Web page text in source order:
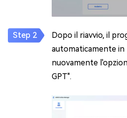
Dopo il riavvio, il
automaticamente in
nuovamente
GPT".